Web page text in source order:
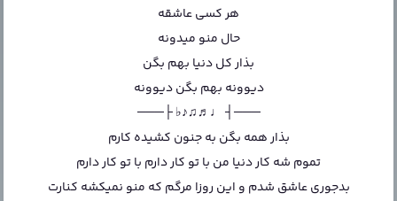
هر کسی عاشقه
حال منو میدونه
بذار کل دنیا بهم بگن
دیوونه بهم بگن دیوونه
───┤ ♩♬♫♪♭ ├───
بذار همه بگن به جنون کشیده کارم
تموم شه کار دنیا من با تو کار دارم با تو کار دارم
بدجوری عاشق شدم و این روزا مرگم که منو نمیکشه کنارت